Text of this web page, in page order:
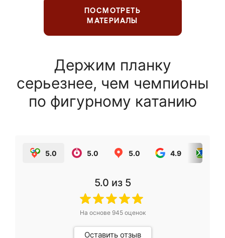
ПОСМОТРЕТЬ
МАТЕРИАЛЫ
Держим планку
серьезнее, чем чемпионы
по фигурному катанию
5.0 5.0 5.0 4.9
5.0 из 5
На основе 945оценок
Оставить отзыв